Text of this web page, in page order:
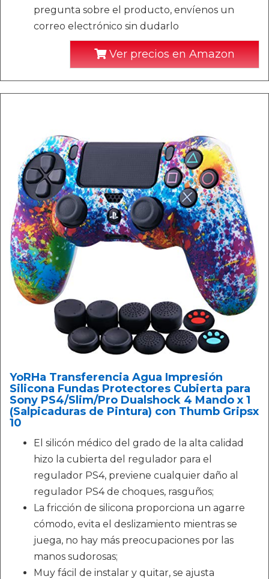
pregunta sobre el producto, envíenos un
correo electrónico sin dudarlo
Ver precios en Amazon
YoRHa Transferencia Agua Impresión
Silicona Fundas Protectores Cubierta para
Sony PS4/Slim/Pro Dualshock 4 Mando x 1
(Salpicaduras de Pintura) con Thumb Gripsx
10
El silicón médico del grado de la alta calidad
hizo la cubierta del regulador para el
regulador PS4, previene cualquier daño al
regulador PS4 de choques, rasguños;
La fricción de silicona proporciona un agarre
cómodo, evita el deslizamiento mientras se
juega, no hay más preocupaciones por las
manos sudorosas;
Muy fácil de instalar y quitar, se ajusta